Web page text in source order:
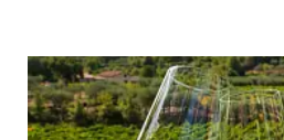
Events
single